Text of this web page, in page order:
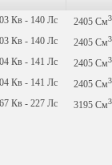
Кв - 140 Лс 2405 См3
Кв - 140 Лс 2405 См3
Кв - 141 Лс 2405 См3
Кв - 141 Лс 2405 См3
Кв - 227 Лс 3195 См3